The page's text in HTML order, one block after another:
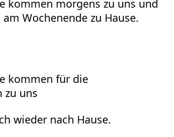
kommen morgens zu uns und
Wochenende zu Hause.
kommen für die
zu uns
wieder nach Hause.